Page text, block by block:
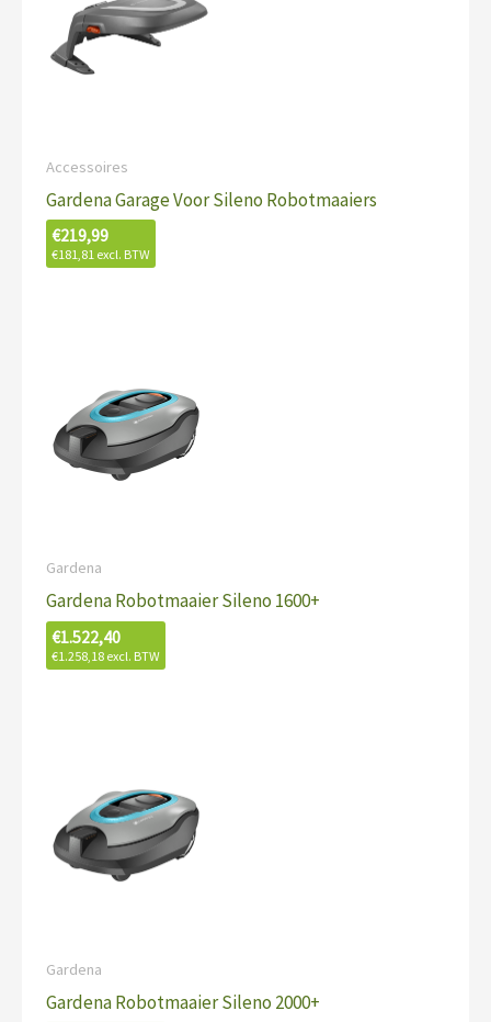
Accessoires
Gardena Garage Voor Sileno Robotmaaiers
€219,99
€181,81 excl. BTW
Gardena
Gardena Robotmaaier Sileno 1600+
€1.522,40
€1.258,18 excl. BTW
Gardena
Gardena Robotmaaier Sileno 2000+